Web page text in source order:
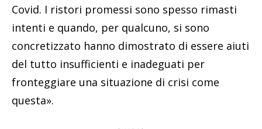
Covid. I ristori promessi sono spesso rimasti
intenti e quando, per qualcuno, si sono
concretizzato hanno dimostrato di essere aiuti
del tutto insufficienti e inadeguati per
fronteggiare una situazione di crisi come
questa».